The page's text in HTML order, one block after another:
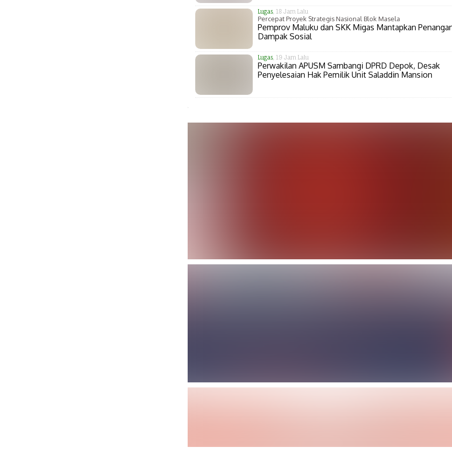
Lugas, 18 Jam Lalu
Percepat Proyek Strategis Nasional Blok Masela
Pemprov Maluku dan SKK Migas Mantapkan
Dampak Sosial
Lugas, 19 Jam Lalu
Perwakilan APUSM Sambangi DPRD Depok, Desak
Penyelesaian Hak Pemilik Unit Saladdin Mansion